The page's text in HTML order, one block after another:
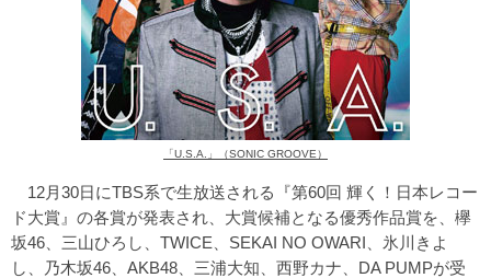
「U.S.A.」（SONIC GROOVE）
12月30日にTBS系で生放送される『第60回 輝く！日本レコー
ド大賞』の各賞が発表され、大賞候補となる優秀作品賞を、欅
坂46、三山ひろし、TWICE、SEKAI NO OWARI、氷川きよ
し、乃木坂46、AKB48、三浦大知、西野カナ、DA PUMPが受